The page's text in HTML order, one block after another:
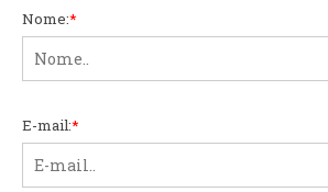
Nome:*
E-mail:*